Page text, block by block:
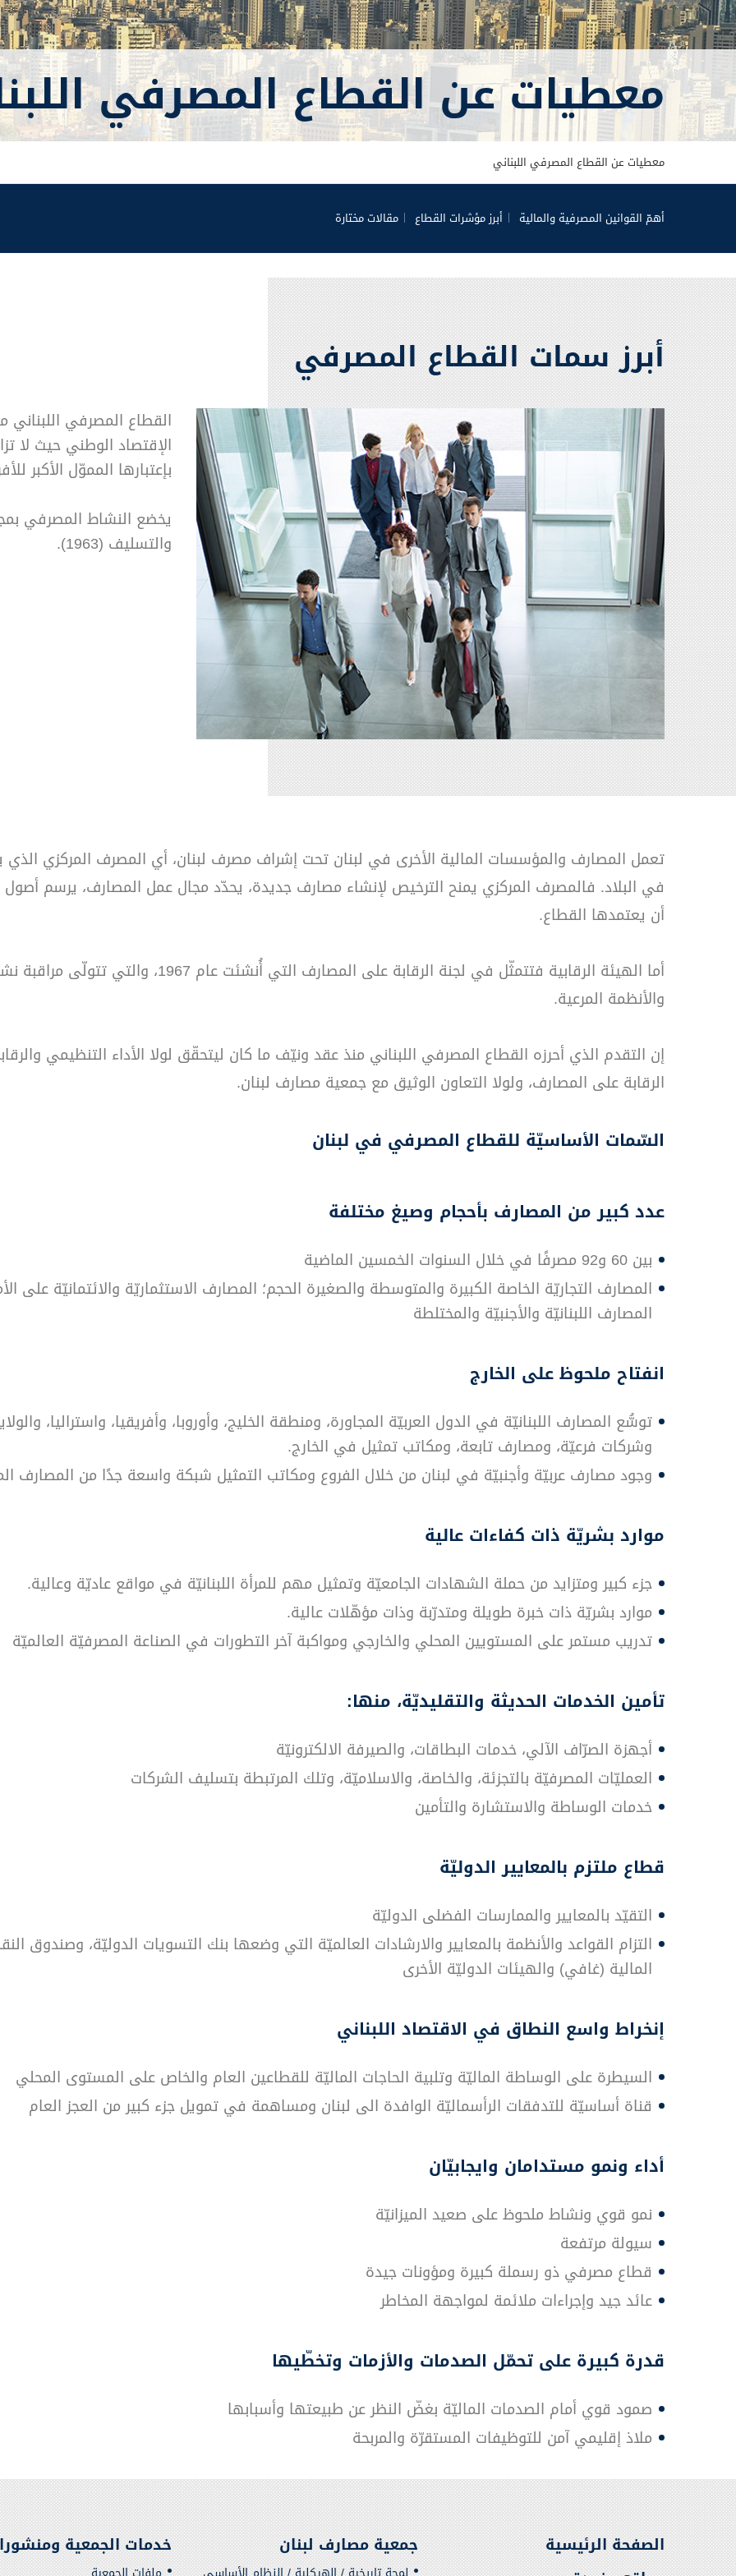
معطيات عن القطاع المصرفي
معطيات عن القطاع المصرفي اللبناني
أهمّ القوانين المصرفية والمالية أبرز مؤشرات القطاع مقالات مختارة
أبرز سمات القطاع المصرفي
القطاع المصرفي
الإقتصاد الوطني حيث لا
بإعتبارها المموّل الأكبر
والتسليف (1963).
تعمل المصارف والمؤسسات المالية الأخرى في لبنان تحت إشراف مصرف لبنان، أي المصرف المركزي
في البلاد. فالمصرف المركزي يمنح الترخيص لإنشاء مصارف جديدة، يحدّد مجال عمل المصارف، يرسم أصول
أن يعتمدها القطاع.
أما الهيئة الرقابية فتتمثّل في لجنة الرقابة
والأنظمة المرعية.
إن التقدم الذي أحرزه القطاع المصرفي اللبناني منذ عقد ونيّف ما كان ليتحقّق لولا الأداء التنظيمي
الرقابة على المصارف، ولولا التعاون الوثيق مع جمعية مصارف لبنان.
السّمات الأساسيّة للقطاع المصرفي في لبنان
عدد كبير من المصارف بأحجام وصيغ مختلفة
بين 60 و92 مصرفًا في خلال السنوات الخمسين الماضية
المصارف التجاريّة الخاصة الكبيرة والمتوسطة والصغيرة الحجم؛ المصارف الاستثماريّة والائتمانيّة على
المصارف اللبنانيّة والأجنبيّة والمختلطة
انفتاح ملحوظ على الخارج
توسُّع المصارف اللبنانيّة في الدول العربيّة المجاورة، ومنطقة الخليج، وأوروبا، وأفريقيا، واستراليا،
وشركات فرعيّة، ومصارف تابعة، ومكاتب تمثيل في الخارج.
وجود مصارف عربيّة وأجنبيّة في لبنان من خلال الفروع ومكاتب التمثيل شبكة واسعة جدًا من المصارف
موارد بشريّة ذات كفاءات عالية
جزء كبير ومتزايد من حملة الشهادات الجامعيّة وتمثيل مهم للمرأة اللبنانيّة في مواقع عاديّة وعالية.
موارد بشريّة ذات خبرة طويلة ومتدرّبة وذات مؤهّلات عالية.
تدريب مستمر على المستويين المحلي والخارجي ومواكبة آخر التطورات في الصناعة المصرفيّة العالميّة
تأمين الخدمات الحديثة والتقليديّة، منها:
أجهزة الصرّاف الآلي، خدمات البطاقات، والصيرفة الالكترونيّة
العمليّات المصرفيّة بالتجزئة، والخاصة، والاسلاميّة، وتلك المرتبطة بتسليف الشركات
خدمات الوساطة والاستشارة والتأمين
قطاع ملتزم بالمعايير الدوليّة
التقيّد بالمعايير والممارسات الفضلى الدوليّة
التزام القواعد والأنظمة بالمعايير والارشادات العالميّة التي وضعها بنك التسويات الدوليّة، وصندوق
المالية (غافي) والهيئات الدوليّة الأخرى
إنخراط واسع النطاق في الاقتصاد اللبناني
السيطرة على الوساطة الماليّة وتلبية الحاجات الماليّة للقطاعين العام والخاص على المستوى المحلي
قناة أساسيّة للتدفقات الرأسماليّة الوافدة الى لبنان ومساهمة في تمويل جزء كبير من العجز العام
أداء ونمو مستدامان وايجابيّان
نمو قوي ونشاط ملحوظ على صعيد الميزانيّة
سيولة مرتفعة
قطاع مصرفي ذو رسملة كبيرة ومؤونات جيدة
عائد جيد وإجراءات ملائمة لمواجهة المخاطر
قدرة كبيرة على تحمّل الصدمات والأزمات وتخطّيها
صمود قوي أمام الصدمات الماليّة بغضّ النظر عن طبيعتها وأسبابها
ملاذ إقليمي آمن للتوظيفات المستقرّة والمربحة
الصفحة الرئيسية
جمعية مصارف لبنان خدمات الجمعية